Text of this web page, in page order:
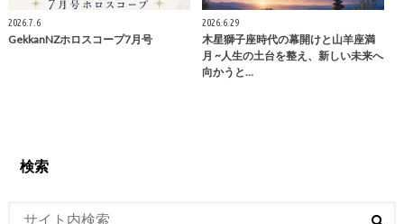
2026.7.6
GekkanNZホロスコープ7月号
2026.6.29
木星獅子座時代の幕開けと山羊座満
月 ~人生の土台を整え、新しい未来へ
向かうと…
検索